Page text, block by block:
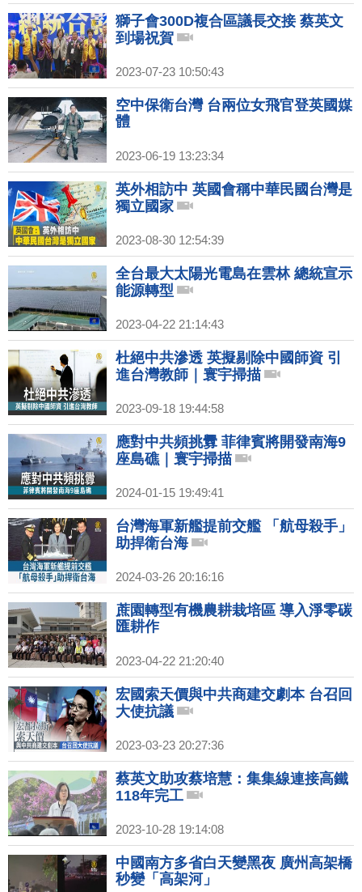
獅子會300D複合區議長交接 蔡英文
到場祝賀
2023-07-23 10:50:43
空中保衛台灣 台兩位女飛官登英國媒
體
2023-06-19 13:23:34
英外相訪中 英國會稱中華民國台灣是
獨立國家
2023-08-30 12:54:39
全台最大太陽光電島在雲林 總統宣示
能源轉型
2023-04-22 21:14:43
杜絕中共滲透 英擬剔除中國師資 引
進台灣教師｜寰宇掃描
2023-09-18 19:44:58
應對中共頻挑釁 菲律賓將開發南海9
座島礁｜寰宇掃描
2024-01-15 19:49:41
台灣海軍新艦提前交艦 「航母殺手」
助捍衛台海
2024-03-26 20:16:16
蔗園轉型有機農耕栽培區 導入淨零碳
匯耕作
2023-04-22 21:20:40
宏國索天價與中共商建交劇本 台召回
大使抗議
2023-03-23 20:27:36
蔡英文助攻蔡培慧：集集線連接高鐵
118年完工
2023-10-28 19:14:08
中國南方多省白天變黑夜 廣州高架橋
秒變「高架河」